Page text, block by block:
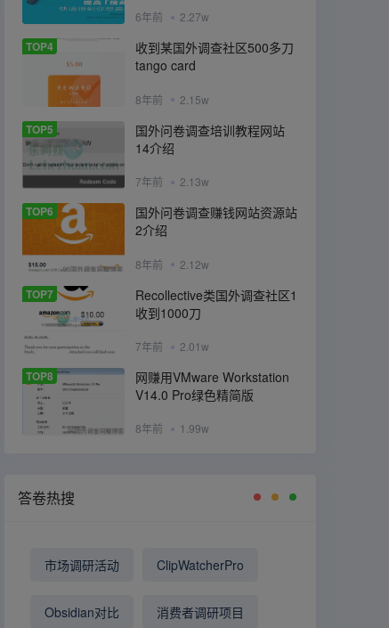
6年前 2.27w
TOP4
收到某国外调查社区500多刀
tango card
8年前 2.15w
TOP5
国外问卷调查培训教程网站
14介绍
7年前 2.13w
TOP6
国外问卷调查赚钱网站资源站
2介绍
8年前 2.12w
TOP7
Recollective类国外调查社区1
收到1000刀
7年前 2.01w
TOP8
网赚用VMware Workstation
V14.0 Pro绿色精简版
8年前 1.99w
答卷热搜
市场调研活动 ClipWatcherPro
Obsidian对比 消费者调研项目